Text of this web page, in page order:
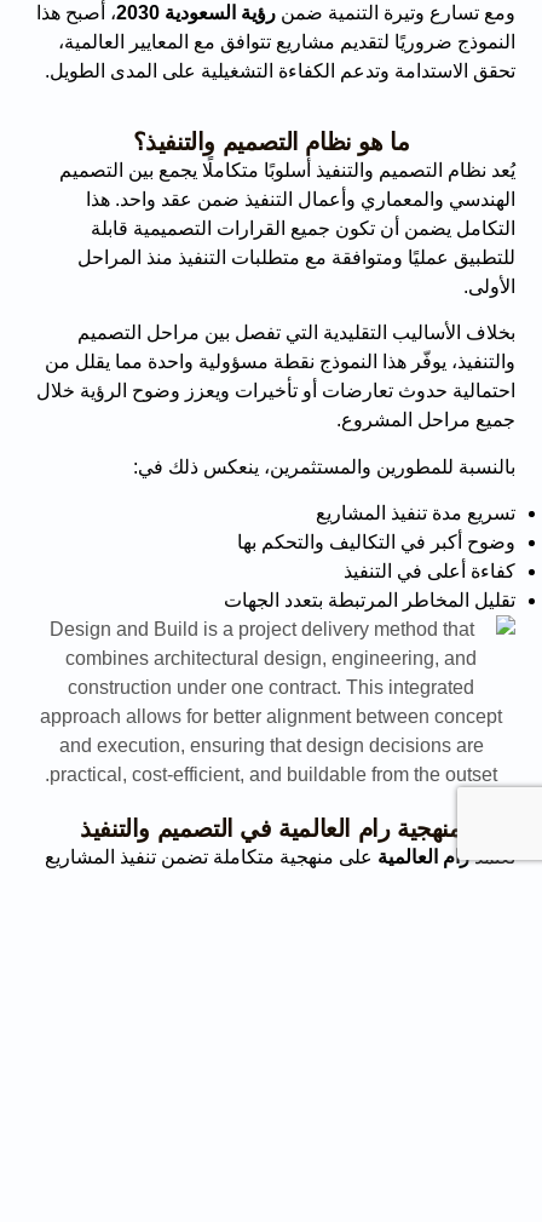
ومع تسارع وتيرة التنمية ضمنرؤية السعودية 2030
، أصبح هذا
النموذج ضروريًا لتقديم مشاريع تتوافق مع المعايير العالمية،
تحقق الاستدامة وتدعم الكفاءة التشغيلية على المدى الطويل.
ما هو نظام التصميم والتنفيذ؟
يُعد نظام التصميم والتنفيذ أسلوبًا متكاملًا يجمع بين التصميم
الهندسي والمعماري وأعمال التنفيذ ضمن عقد واحد. هذا
التكامل يضمن أن تكون جميع القرارات التصميمية قابلة
للتطبيق عمليًا ومتوافقة مع متطلبات التنفيذ منذ المراحل
الأولى.
بخلاف الأساليب التقليدية التي تفصل بين مراحل التصميم
والتنفيذ، يوفّر هذا النموذج نقطة مسؤولية واحدة مما يقلل من
احتمالية حدوث تعارضات أو تأخيرات ويعزز وضوح الرؤية خلال
جميع مراحل المشروع.
بالنسبة للمطورين والمستثمرين، ينعكس ذلك في:
تسريع مدة تنفيذ المشاريع
وضوح أكبر في التكاليف والتحكم بها
كفاءة أعلى في التنفيذ
تقليل المخاطر المرتبطة بتعدد الجهات
منهجية رام العالمية في التصميم والتنفيذ
تعتمدرام العالمية على منهجية متكاملة تضمن تنفيذ المشاريع